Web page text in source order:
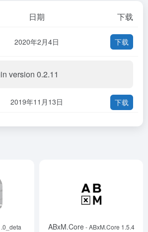
日期 下载
2020年2月4日 下载
version 0.2.11
2019年11月13日 下载
ABxM.Core- ABxM.Core 1.5.4